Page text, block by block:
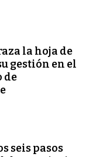
la hoja de
gestión en el
de
seis pasos